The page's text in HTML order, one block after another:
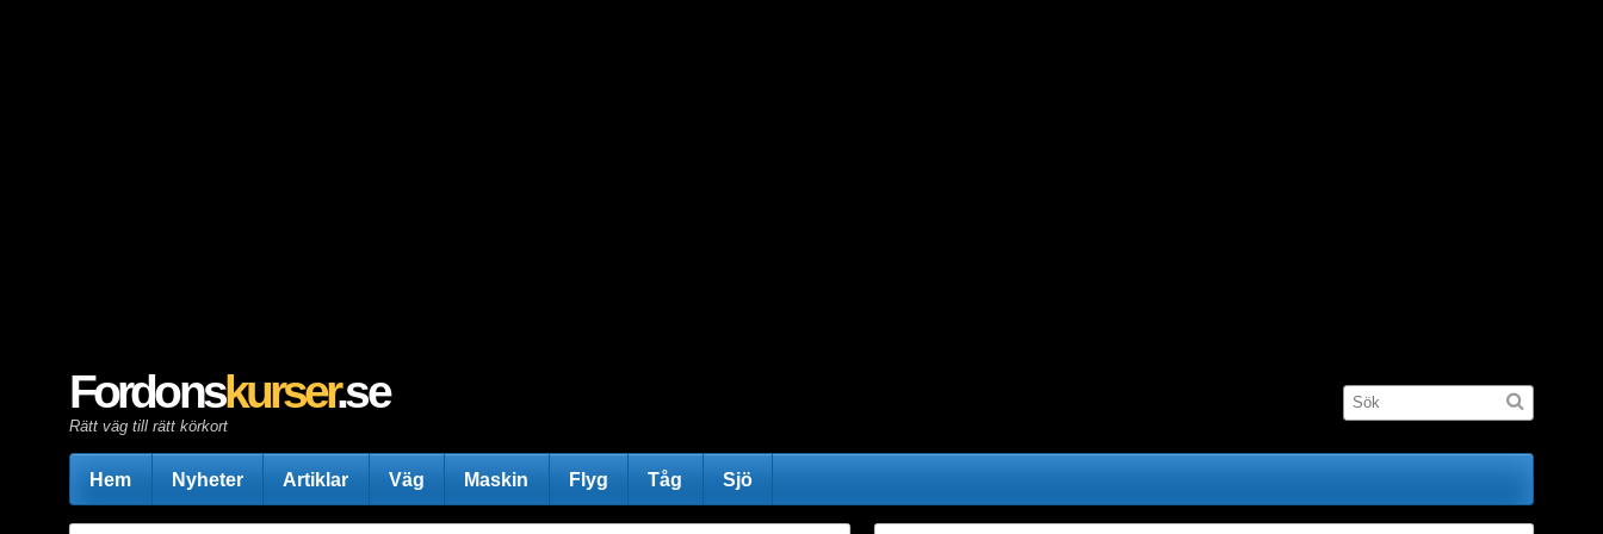
Fordonskurser.se
Rätt väg till rätt körkort
Hem Nyheter Artiklar Väg Maskin Flyg Tåg Sjö